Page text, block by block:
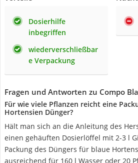
Dosierhilfe
inbegriffen
wiederverschließbar
e Verpackung
Fragen und Antworten zu Compo
Für wie viele Pflanzen reicht eine
Hortensien Dünger?
Hält man sich an die Anleitung des
einen gehäuften Dosierlöffel mit 2-3 l
Packung des Düngers für blaue
ausreichend für 160 l Wasser oder 20